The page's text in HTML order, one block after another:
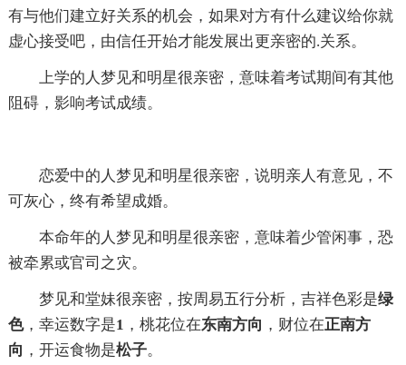
有与他们建立好关系的机会，如果对方有什么建议给你就
虚心接受吧，由信任开始才能发展出更亲密的.关系。
上学的人梦见和明星很亲密，意味着考试期间有其他
阻碍，影响考试成绩。
恋爱中的人梦见和明星很亲密，说明亲人有意见，不
可灰心，终有希望成婚。
本命年的人梦见和明星很亲密，意味着少管闲事，恐
被牵累或官司之灾。
梦见和堂妹很亲密，按周易五行分析，吉祥色彩是绿
色，幸运数字是1 ，桃花位在东南方向 ，财位在正南方
向 ，开运食物是松子。